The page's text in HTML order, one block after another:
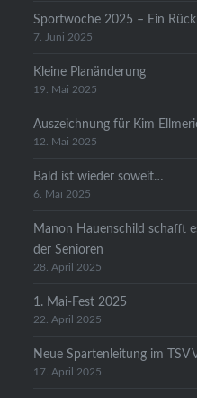
Sportwoche 2025 – Ein
7. Juni 2025
Kleine Planänderung
19. Mai 2025
Auszeichnung für Kim
12. Mai 2025
Bald ist wieder soweit…
6. Mai 2025
Manon Hauenschild schafft
der Senioren
28. April 2025
1. Mai-Fest 2025
22. April 2025
Neue Spartenleitung im TSV
17. April 2025